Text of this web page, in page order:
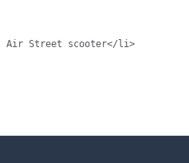
Air Street scooter</li>